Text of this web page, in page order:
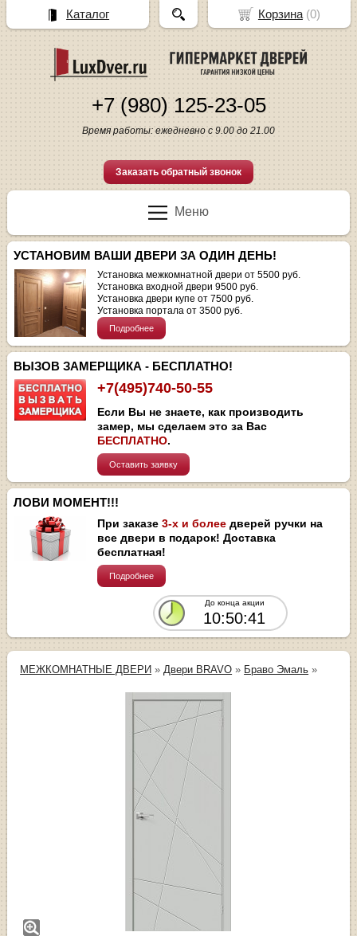
+7 (980) 125-23-05
Время работы: ежедневно с 9.00 до 21.00
Заказать обратный звонок
Меню
УСТАНОВИМ ВАШИ ДВЕРИ ЗА ОДИН ДЕНЬ!
Установка межкомнатной двери от 5500 руб.
Установка входной двери 9500 руб.
Установка двери купе от 7500 руб.
Установка портала от 3500 руб.
Подробнее
ВЫЗОВ ЗАМЕРЩИКА - БЕСПЛАТНО!
+7(495)740-50-55
Если Вы не знаете, как производить
замер, мы сделаем это за Вас
БЕСПЛАТНО.
Оставить заявку
ЛОВИ МОМЕНТ!!!
При заказе3-х и более дверей ручки на
все двери в подарок! Доставка
бесплатная!
Подробнее
До конца акции
10:50:41
МЕЖКОМНАТНЫЕ ДВЕРИ » Двери BRAVO » Браво Эмаль »
Корзина(0)
Каталог